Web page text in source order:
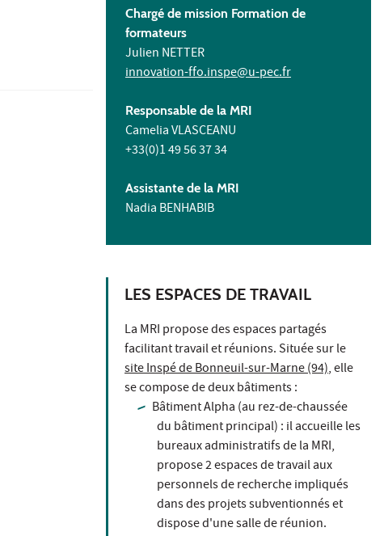
Chargé de mission Formation de
formateurs
Julien NETTER
innovation-ffo.inspe@u-pec.fr
Responsable de la MRI
Camelia VLASCEANU
+33(0)1 49 56 37 34
Assistante de la MRI
Nadia BENHABIB
LES ESPACES DE TRAVAIL
La MRI propose des espaces partagés
facilitant travail et réunions. Située sur le
site Inspé de Bonneuil-sur-Marne (94), elle
se compose de deux bâtiments :
Bâtiment Alpha (au rez-de-chaussée
du bâtiment principal) : il accueille les
bureaux administratifs de la MRI,
propose 2 espaces de travail aux
personnels de recherche impliqués
dans des projets subventionnés et
dispose d'une salle de réunion.